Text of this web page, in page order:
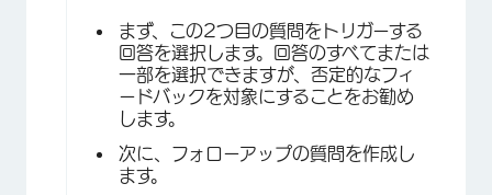
まず、この2つ目の質問をトリガーする
回答を選択します。回答のすべてまたは
一部を選択できますが、否定的なフィ
ードバックを対象にすることをお勧め
します。
次に、フォローアップの質問を作成し
ます。